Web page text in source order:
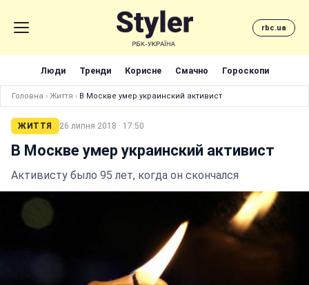
rbc.ua
Люди Тренди Корисне Смачно Гороскопи
Головна › Життя › В Москве умер украинский активист
ЖИТТЯ 26 липня 2018 · 17:50
В Москве умер украинский активист
Активисту было 95 лет, когда он скончался